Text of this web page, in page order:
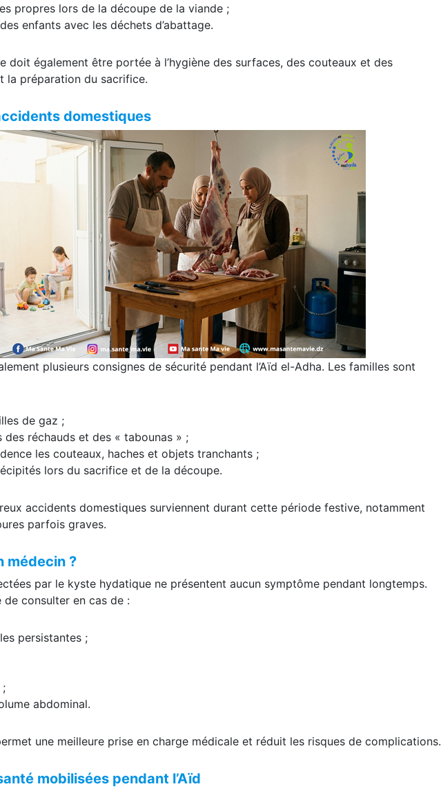
propres lors de la découpe de la viande ;
enfants avec les déchets d’abattage.
doit également être portée à l’hygiène des surfaces, des couteaux et des
la préparation du sacrifice.
domestiques
plusieurs consignes de sécurité pendant l’Aïd el-Adha. Les familles sont
de gaz ;
des réchauds et des « tabounas » ;
les couteaux, haches et objets tranchants ;
lors du sacrifice et de la découpe.
accidents domestiques surviennent durant cette période festive, notamment
parfois graves.
médecin ?
par le kyste hydatique ne présentent aucun symptôme pendant longtemps.
consulter en cas de :
persistantes ;
;
abdominal.
une meilleure prise en charge médicale et réduit les risques de complications.
mobilisées pendant l’Aïd